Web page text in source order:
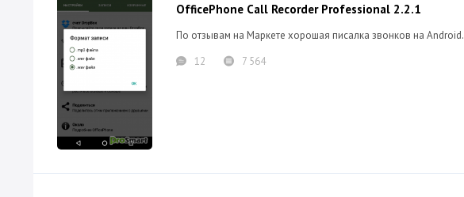
OfficePhone Call Recorder Professional 2.2.1
По отзывам на Маркете хорошая писалка звонков на Android.
12
7 564